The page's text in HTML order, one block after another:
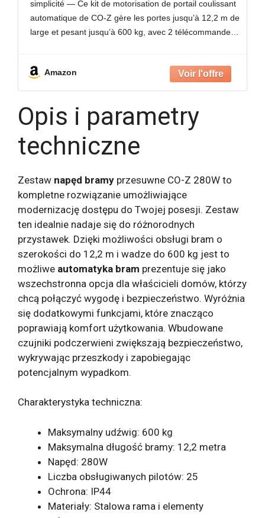
Crémaillères, Capteurs Infrarouges
simplicité — Ce kit de motorisation de portail coulissant
automatique de CO-Z gère les portes jusqu’à 12,2 m de
large et pesant jusqu’à 600 kg, avec 2 télécommandes
Amazon
Opis i parametry
techniczne
Zestaw napęd bramy przesuwne CO-Z 280W to
kompletne rozwiązanie umożliwiające
modernizację dostępu do Twojej posesji. Zestaw
ten idealnie nadaje się do różnorodnych
przystawek. Dzięki możliwości obsługi bram o
szerokości do 12,2 m i wadze do 600 kg jest to
możliwe automatyka bram prezentuje się jako
wszechstronna opcja dla właścicieli domów, którzy
chcą połączyć wygodę i bezpieczeństwo. Wyróżnia
się dodatkowymi funkcjami, które znacząco
poprawiają komfort użytkowania. Wbudowane
czujniki podczerwieni zwiększają bezpieczeństwo,
wykrywając przeszkody i zapobiegając
potencjalnym wypadkom.
Charakterystyka techniczna:
Maksymalny udźwig: 600 kg
Maksymalna długość bramy: 12,2 metra
Napęd: 280W
Liczba obsługiwanych pilotów: 25
Ochrona: IP44
Materiały: Stalowa rama i elementy